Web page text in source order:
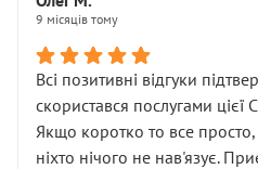
9 місяців тому
Всі позитивні відгуки
скористався послугами
Якщо коротко то все
ніхто нічого не нав'язує.